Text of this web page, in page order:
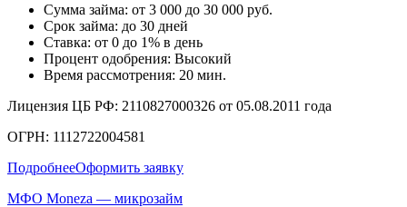
Сумма займа: от 3 000 до 30 000 руб.
Срок займа: до 30 дней
Ставка: от 0 до 1% в день
Процент одобрения: Высокий
Время рассмотрения: 20 мин.
Лицензия ЦБ РФ: 2110827000326 от 05.08.2011 года
ОГРН: 1112722004581
ПодробнееОформить заявку
МФО Moneza — микрозайм